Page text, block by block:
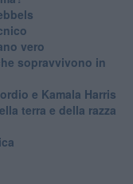
vero
sopravvivono in
e Kamala Harris
terra e della razza